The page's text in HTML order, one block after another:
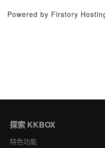
Powered by Firstory
探索 KKBOX
特色功能